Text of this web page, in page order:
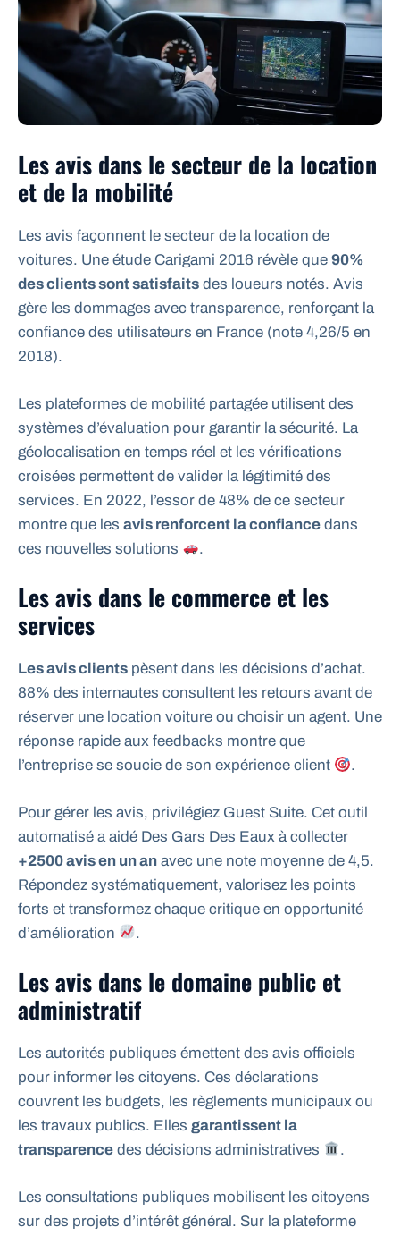
Les avis dans le secteur de la location
et de la mobilité
Les avis façonnent le secteur de la location de
voitures. Une étude Carigami 2016 révèle que 90%
des clients sont satisfaits des loueurs notés. Avis
gère les dommages avec transparence, renforçant la
confiance des utilisateurs en France (note 4,26/5 en
2018).
Les plateformes de mobilité partagée utilisent des
systèmes d’évaluation pour garantir la sécurité. La
géolocalisation en temps réel et les vérifications
croisées permettent de valider la légitimité des
services. En 2022, l’essor de 48% de ce secteur
montre que les avis renforcent la confiance dans
ces nouvelles solutions
.
Les avis dans le commerce et les
services
Les avis clients pèsent dans les décisions d’achat.
88% des internautes consultent les retours avant de
réserver une location voiture ou choisir un agent. Une
réponse rapide aux feedbacks montre que
l’entreprise se soucie de son expérience client
.
Pour gérer les avis, privilégiez Guest Suite. Cet outil
automatisé a aidé Des Gars Des Eaux à collecter
+2500 avis en un an avec une note moyenne de 4,5.
Répondez systématiquement, valorisez les points
forts et transformez chaque critique en opportunité
d’amélioration
.
Les avis dans le domaine public et
administratif
Les autorités publiques émettent des avis officiels
pour informer les citoyens. Ces déclarations
couvrent les budgets, les règlements municipaux ou
les travaux publics. Elles garantissent la
transparence des décisions administratives .
Les consultations publiques mobilisent les citoyens
sur des projets d’intérêt général. Sur la plateforme